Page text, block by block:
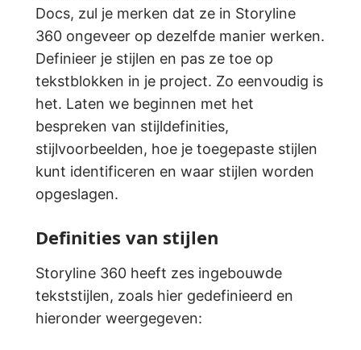
Docs, zul je merken dat ze in Storyline
360 ongeveer op dezelfde manier werken.
Definieer je stijlen en pas ze toe op
tekstblokken in je project. Zo eenvoudig is
het. Laten we beginnen met het
bespreken van stijldefinities,
stijlvoorbeelden, hoe je toegepaste stijlen
kunt identificeren en waar stijlen worden
opgeslagen.
Definities van stijlen
Storyline 360 heeft zes ingebouwde
tekststijlen, zoals hier gedefinieerd en
hieronder weergegeven: